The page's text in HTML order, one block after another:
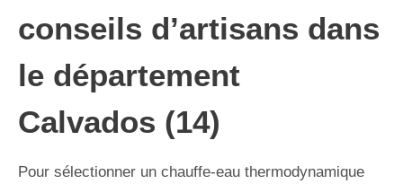
conseils d’artisans dans
le département
Calvados (14)
Pour sélectionner un chauffe-eau thermodynamique